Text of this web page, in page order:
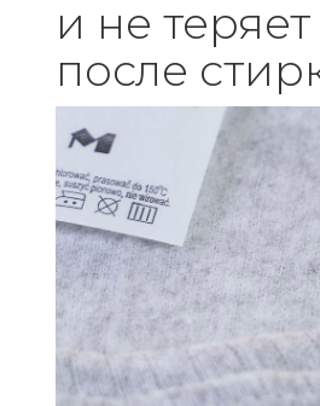
и не
после